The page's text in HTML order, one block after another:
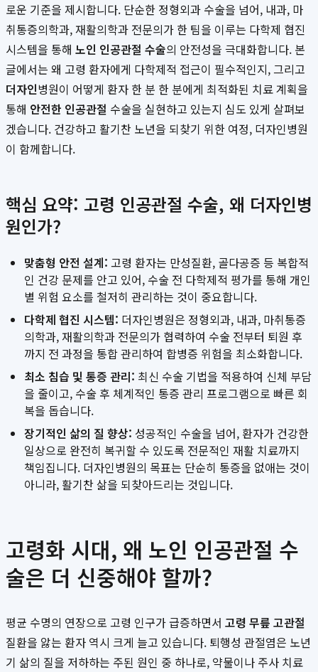
로운 기준을 제시합니다. 단순한 정형외과 수술을 넘어, 내과, 마
취통증의학과, 재활의학과 전문의가 한 팀을 이루는 다학제 협진
시스템을 통해 노인 인공관절 수술의 안전성을 극대화합니다. 본
글에서는 왜 고령 환자에게 다학제적 접근이 필수적인지, 그리고
더자인병원이 어떻게 환자 한 분 한 분에게 최적화된 치료 계획을
통해 안전한 인공관절 수술을 실현하고 있는지 심도 있게 살펴보
겠습니다. 건강하고 활기찬 노년을 되찾기 위한 여정, 더자인병원
이 함께합니다.
핵심 요약: 고령 인공관절 수술, 왜 더자인병
원인가?
맞춤형 안전 설계: 고령 환자는 만성질환, 골다공증 등 복합적
인 건강 문제를 안고 있어, 수술 전 다학제적 평가를 통해 개인
별 위험 요소를 철저히 관리하는 것이 중요합니다.
다학제 협진 시스템: 더자인병원은 정형외과, 내과, 마취통증
의학과, 재활의학과 전문의가 협력하여 수술 전부터 퇴원 후
까지 전 과정을 통합 관리하여 합병증 위험을 최소화합니다.
최소 침습 및 통증 관리: 최신 수술 기법을 적용하여 신체 부담
을 줄이고, 수술 후 체계적인 통증 관리 프로그램으로 빠른 회
복을 돕습니다.
장기적인 삶의 질 향상: 성공적인 수술을 넘어, 환자가 건강한
일상으로 완전히 복귀할 수 있도록 전문적인 재활 치료까지
책임집니다. 더자인병원의 목표는 단순히 통증을 없애는 것이
아니라, 활기찬 삶을 되찾아드리는 것입니다.
고령화 시대, 왜 노인 인공관절 수
술은 더 신중해야 할까?
평균 수명의 연장으로 고령 인구가 급증하면서 고령 무릎 고관절
질환을 앓는 환자 역시 크게 늘고 있습니다. 퇴행성 관절염은 노년
기 삶의 질을 저하하는 주된 원인 중 하나로, 약물이나 주사 치료